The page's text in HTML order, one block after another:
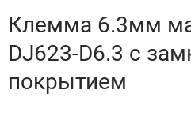
Клемма 6.3мм
DJ623-D6.3 с
покрытием